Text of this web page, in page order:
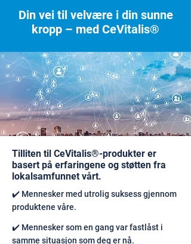
Din vei til velvære i din sunne
kropp – med CeVitalis®
Tilliten til CeVitalis®-produkter er
basert på erfaringene og støtten fra
lokalsamfunnet vårt.
✔️ Mennesker med utrolig suksess gjennom
produktene våre.
✔️ Mennesker som en gang var fastlåst i
samme situasjon som deg er nå.